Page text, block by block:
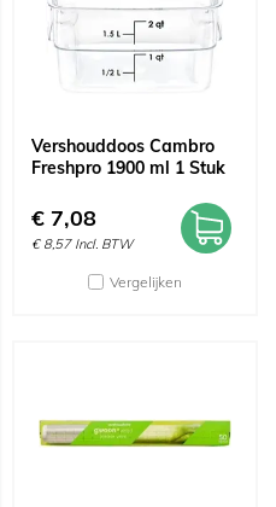
Vershouddoos Cambro
Freshpro 1900 ml 1 Stuk
€ 7,08
€ 8,57 Incl. BTW
Vergelijken